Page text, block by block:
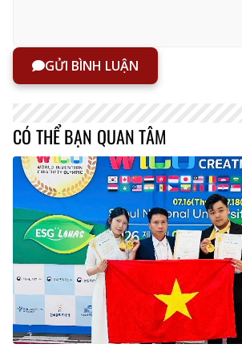
GỬI BÌNH LUẬN
CÓ THỂ BẠN QUAN TÂM